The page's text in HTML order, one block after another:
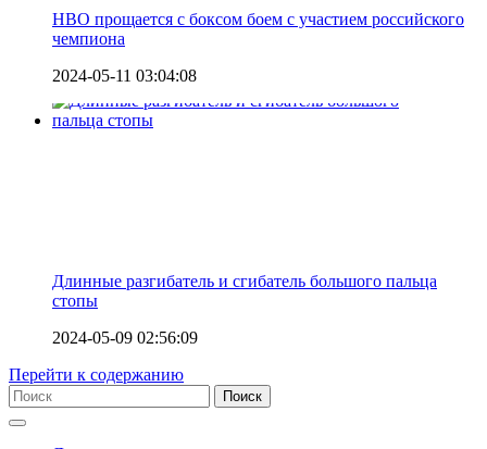
HBO прощается с боксом боем с участием российского
чемпиона
2024-05-11 03:04:08
Длинные разгибатель и сгибатель большого пальца
стопы
2024-05-09 02:56:09
Перейти к содержанию